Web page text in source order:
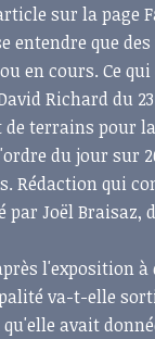
sur la page
entendre que
en cours. Ce
Richard du
de terrains pour
du jour sur
Rédaction qui
Joël Braisaz,
l'exposition à
va-t-elle
avait